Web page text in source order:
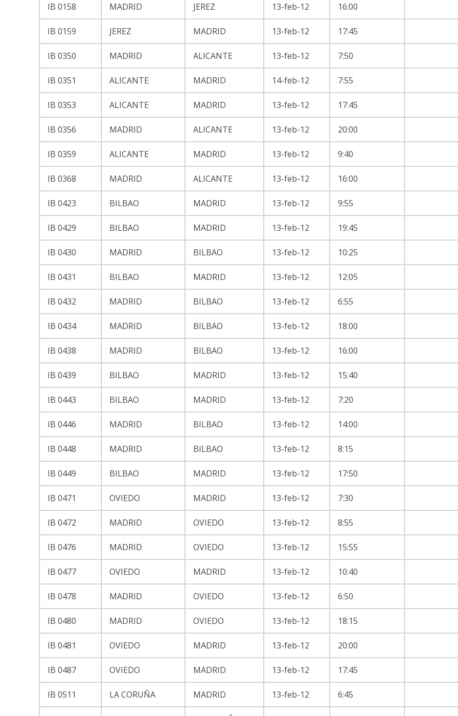
IB 0158 MADRID JEREZ 13-feb-12 16:00
IB 0159 JEREZ MADRID 13-feb-12 17:45
IB 0350 MADRID ALICANTE 13-feb-12 7:50
IB 0351 ALICANTE MADRID 14-feb-12 7:55
IB 0353 ALICANTE MADRID 13-feb-12 17:45
IB 0356 MADRID ALICANTE 13-feb-12 20:00
IB 0359 ALICANTE MADRID 13-feb-12 9:40
IB 0368 MADRID ALICANTE 13-feb-12 16:00
IB 0423 BILBAO MADRID 13-feb-12 9:55
IB 0429 BILBAO MADRID 13-feb-12 19:45
IB 0430 MADRID BILBAO 13-feb-12 10:25
IB 0431 BILBAO MADRID 13-feb-12 12:05
IB 0432 MADRID BILBAO 13-feb-12 6:55
IB 0434 MADRID BILBAO 13-feb-12 18:00
IB 0438 MADRID BILBAO 13-feb-12 16:00
IB 0439 BILBAO MADRID 13-feb-12 15:40
IB 0443 BILBAO MADRID 13-feb-12 7:20
IB 0446 MADRID BILBAO 13-feb-12 14:00
IB 0448 MADRID BILBAO 13-feb-12 8:15
IB 0449 BILBAO MADRID 13-feb-12 17:50
IB 0471 OVIEDO MADRID 13-feb-12 7:30
IB 0472 MADRID OVIEDO 13-feb-12 8:55
IB 0476 MADRID OVIEDO 13-feb-12 15:55
IB 0477 OVIEDO MADRID 13-feb-12 10:40
IB 0478 MADRID OVIEDO 13-feb-12 6:50
IB 0480 MADRID OVIEDO 13-feb-12 18:15
IB 0481 OVIEDO MADRID 13-feb-12 20:00
IB 0487 OVIEDO MADRID 13-feb-12 17:45
IB 0511 LA CORUÑA MADRID 13-feb-12 6:45